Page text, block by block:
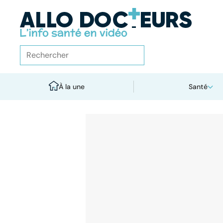
À la une Santé